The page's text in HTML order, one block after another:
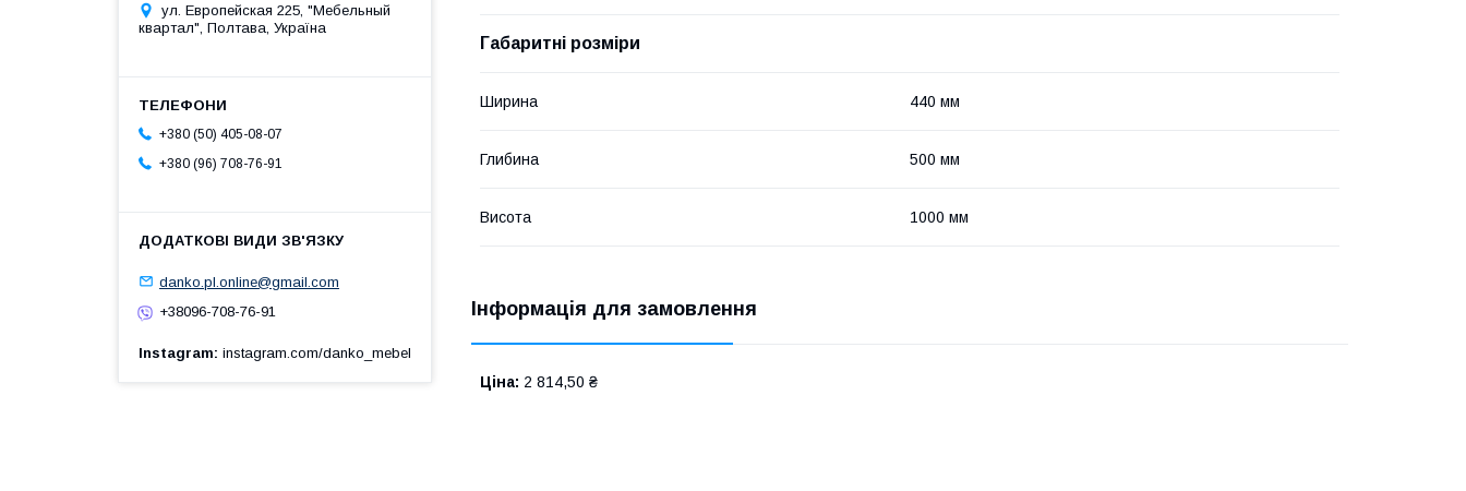
Габаритні розміри
Ширина 440 мм
Глибина 500 мм
Висота 1000 мм
Інформація для замовлення
Ціна: 2 814,50 ₴
ул. Европейская 225, "Мебельный
квартал", Полтава, Україна
+380 (50) 405-08-07
+380 (96) 708-76-91
danko.pl.online@gmail.com
+38096-708-76-91
Instagram instagram.com/danko_mebel